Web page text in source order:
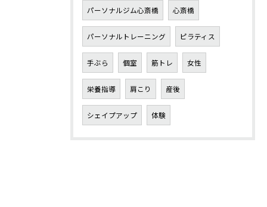
パーソナルジム心斎橋 心斎橋
パーソナルトレーニング ピラティス
手ぶら 個室 筋トレ 女性
栄養指導 肩こり 産後
シェイプアップ 体験